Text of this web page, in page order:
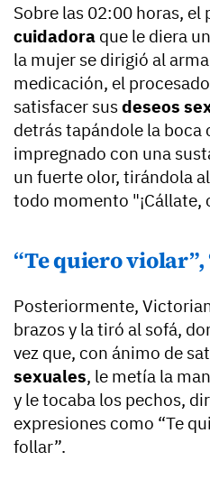
Sobre las 02:00 horas, el
cuidadora que le diera
la mujer se dirigió al
medicación, el
satisfacer susdeseos
detrás tapándole la boca
impregnado con una
un fuerte olor, tirándola
todo momento "¡Cállate,
“Te quiero
Posteriormente,
brazos y la tiró al sofá,
vez que, con ánimo de
sexuales, le metía la
y le tocaba los pechos,
expresiones como “Te
follar”.